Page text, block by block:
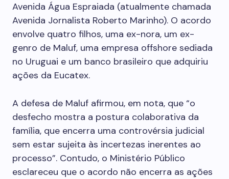
Avenida Água Espraiada (atualmente chamada
Avenida Jornalista Roberto Marinho). O acordo
envolve quatro filhos, uma ex-nora, um ex-
genro de Maluf, uma empresa offshore sediada
no Uruguai e um banco brasileiro que adquiriu
ações da Eucatex.
A defesa de Maluf afirmou, em nota, que “o
desfecho mostra a postura colaborativa da
família, que encerra uma controvérsia judicial
sem estar sujeita às incertezas inerentes ao
processo”. Contudo, o Ministério Público
esclareceu que o acordo não encerra as ações